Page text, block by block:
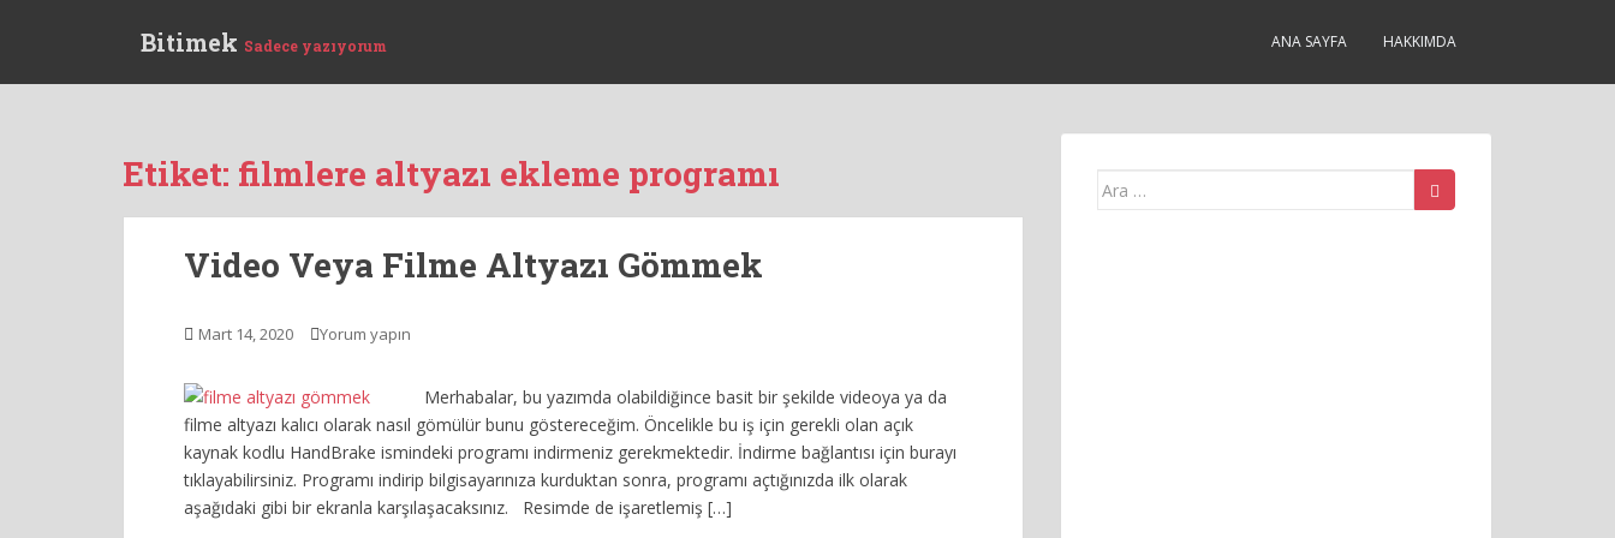
Bitimek Sadece yazıyorum ANA SAYFA HAKKIMDA
Etiket: filmlere altyazı ekleme programı
Video Veya Filme Altyazı Gömmek
Mart 14, 2020 Yorum yapın
Merhabalar, bu yazımda olabildiğince basit bir şekilde videoya ya da
filme altyazı kalıcı olarak nasıl gömülür bunu göstereceğim. Öncelikle bu iş için gerekli olan açık
kaynak kodlu HandBrake ismindeki programı indirmeniz gerekmektedir. İndirme bağlantısı için burayı
tıklayabilirsiniz. Programı indirip bilgisayarınıza kurduktan sonra, programı açtığınızda ilk olarak
aşağıdaki gibi bir ekranla karşılaşacaksınız. Resimde de işaretlemiş […]
Arama